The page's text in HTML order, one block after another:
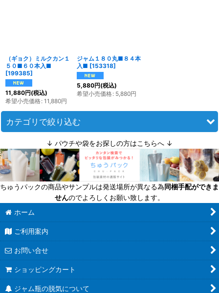
（ギョク）ミルクカン１
５０■６０本入■
[199385]
11,880円(税込)
希望小売価格: 11,880円
ジャム１８０丸■８４本
入■ [153318]
5,880円(税込)
希望小売価格: 5,880円
カテゴリで絞り込む
ジャム瓶（ツイストキャップの広口保存瓶） (全商品)
ミニ（〜110ｍｌ）
小（110〜170ｍｌ）
中（170〜270ｍｌ）
大（270ｍｌ〜）
↓ パウチや袋をお探しの方はこちらへ ↓
ちゅうパックの商品やサンプルは発送場所が異なる為同梱手配ができま
せんのでよろしくお願い致します。
ホーム
ご利用案内
お問い合せ
ショッピングカート
ジャム瓶の脱気について